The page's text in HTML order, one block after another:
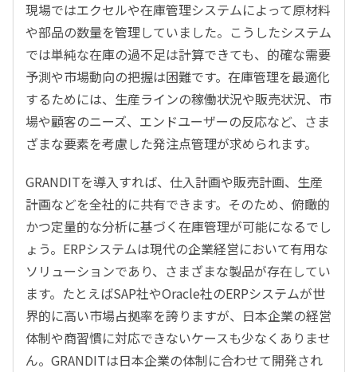
現場ではエクセルや在庫管理システムによって原材料
や部品の数量を管理していました。こうしたシステム
では単純な在庫の過不足は計算できても、的確な需要
予測や市場動向の把握は困難です。在庫管理を最適化
するためには、生産ラインの稼働状況や販売状況、市
場や顧客のニーズ、エンドユーザーの反応など、さま
ざまな要素を考慮した発注点管理が求められます。
GRANDITを導入すれば、仕入計画や販売計画、生産
計画などを全社的に共有できます。そのため、俯瞰的
かつ定量的な分析に基づく在庫管理が可能になるでし
ょう。ERPシステムは現代の企業経営において有用な
ソリューションであり、さまざまな製品が存在してい
ます。たとえばSAP社やOracle社のERPシステムが世
界的に高い市場占拠率を誇りますが、日本企業の経営
体制や商習慣に対応できないケースも少なくありませ
ん。GRANDITは日本企業の体制に合わせて開発され